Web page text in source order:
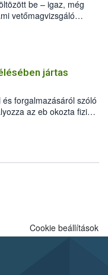
be – igaz, még
vetőmagvizsgáló
Czigler Győző által
jártas
forgalmazásáról szóló
az eb okozta fizikai
felmerülő
eb tartását és annak
Cookie beállítások